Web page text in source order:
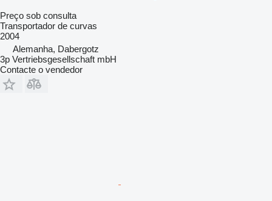
Preço sob consulta
Transportador de curvas
2004
Alemanha, Dabergotz
3p Vertriebsgesellschaft mbH
Contacte o vendedor